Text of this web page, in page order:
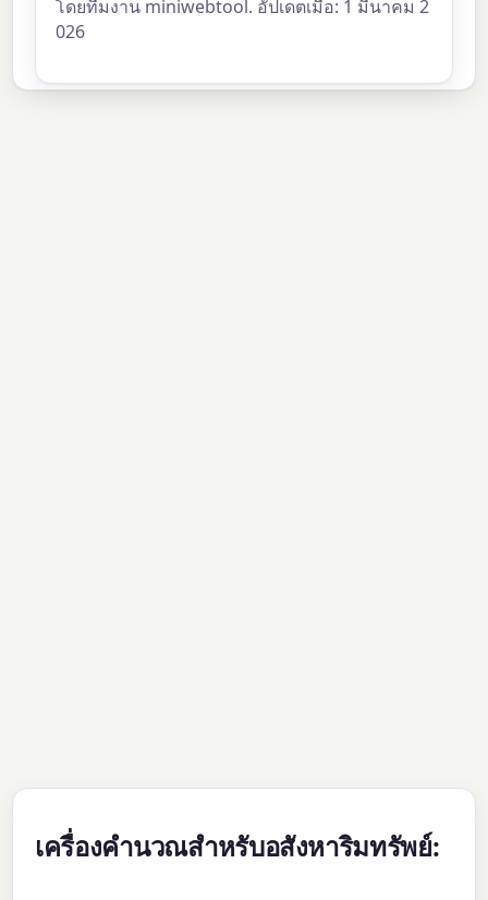
โดยทีมงาน miniwebtool. อัปเดตเมื่อ: 1 มีนาคม 2
026
เครื่องคำนวณสำหรับอสังหาริมทรัพย์: